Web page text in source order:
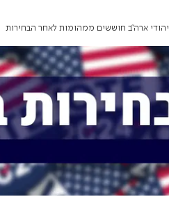
יהודי ארה"ב חוששים ממהומות לאחר הבחירות